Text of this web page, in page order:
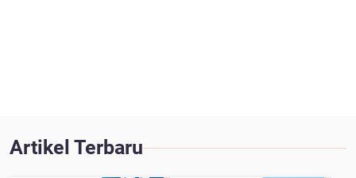
Artikel Terbaru